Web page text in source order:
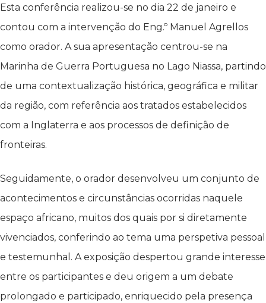
Esta conferência realizou-se no dia 22 de janeiro e
contou com a intervenção do Eng.º Manuel Agrellos
como orador. A sua apresentação centrou-se na
Marinha de Guerra Portuguesa no Lago Niassa, partindo
de uma contextualização histórica, geográfica e militar
da região, com referência aos tratados estabelecidos
com a Inglaterra e aos processos de definição de
fronteiras.
Seguidamente, o orador desenvolveu um conjunto de
acontecimentos e circunstâncias ocorridas naquele
espaço africano, muitos dos quais por si diretamente
vivenciados, conferindo ao tema uma perspetiva pessoal
e testemunhal. A exposição despertou grande interesse
entre os participantes e deu origem a um debate
prolongado e participado, enriquecido pela presença